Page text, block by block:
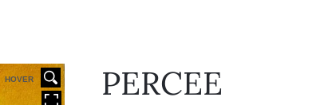
HOVER PERCEE